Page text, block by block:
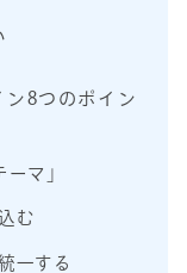
ン8つのポイン
マ」
む
一する